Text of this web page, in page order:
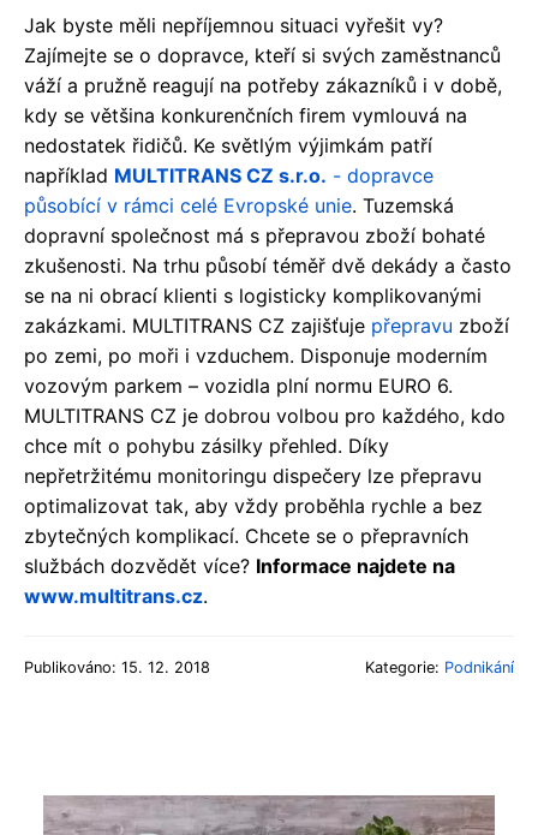
Jak byste měli nepříjemnou situaci vyřešit vy?
Zajímejte se o dopravce, kteří si svých zaměstnanců
váží a pružně reagují na potřeby zákazníků i v době,
kdy se většina konkurenčních firem vymlouvá na
nedostatek řidičů. Ke světlým výjimkám patří
například MULTITRANS CZ s.r.o. - dopravce
působící v rámci celé Evropské unie. Tuzemská
dopravní společnost má s přepravou zboží bohaté
zkušenosti. Na trhu působí téměř dvě dekády a často
se na ni obrací klienti s logisticky komplikovanými
zakázkami. MULTITRANS CZ zajišťuje přepravu zboží
po zemi, po moři i vzduchem. Disponuje moderním
vozovým parkem – vozidla plní normu EURO 6.
MULTITRANS CZ je dobrou volbou pro každého, kdo
chce mít o pohybu zásilky přehled. Díky
nepřetržitému monitoringu dispečery lze přepravu
optimalizovat tak, aby vždy proběhla rychle a bez
zbytečných komplikací. Chcete se o přepravních
službách dozvědět více? Informace najdete na
www.multitrans.cz.
Publikováno: 15. 12. 2018 Kategorie: Podnikání